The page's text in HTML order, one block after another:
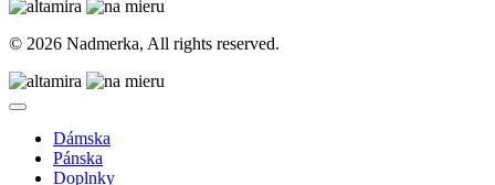
© 2026 Nadmerka, All rights reserved.
Dámska
Pánska
Doplnky